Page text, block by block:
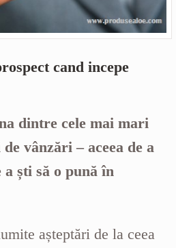
cand incepe
dintre cele mai mari
vânzări – aceea de a
ști să o pună în
așteptări de la ceea